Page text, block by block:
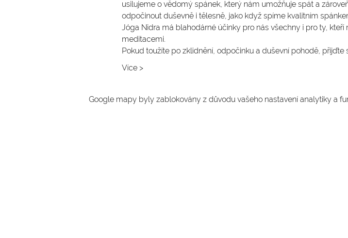
usilujeme o vědomý spánek, který nám umožňuje spát a
odpočinout duševně i tělesně, jako když spíme kvalitním
Jóga Nidra má blahodárné účinky pro nás všechny i pro ty, kteří
meditacemi.
Pokud toužíte po zklidnění, odpočinku a duševní pohodě, přijďte
Více >
Google mapy byly zablokovány z důvodu vašeho nastavení analytiky a